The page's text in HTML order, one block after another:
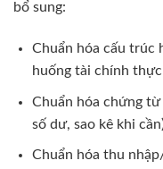
bổ sung:
Chuẩn hóa cấu trúc
huống tài chính
Chuẩn hóa chứng từ
số dư, sao kê khi
Chuẩn hóa thu